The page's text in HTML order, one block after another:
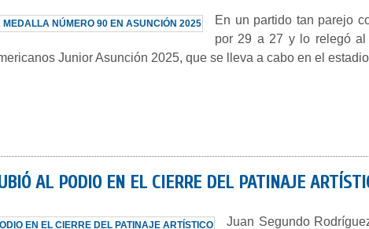
En un partido tan parejo
por 29 a 27 y lo relegó
Junior Asunción 2025, que se lleva a cabo en el
AL PODIO EN EL CIERRE DEL PATINAJE
Juan Segundo